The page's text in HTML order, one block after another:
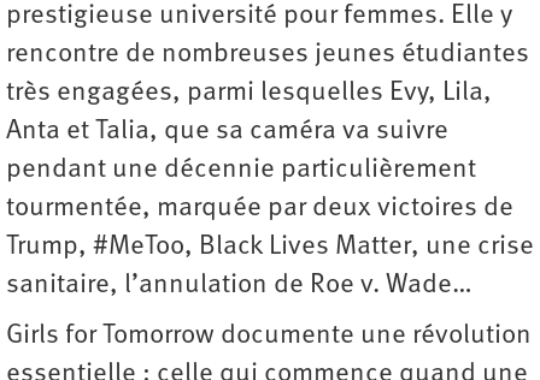
prestigieuse université pour femmes. Elle y
rencontre de nombreuses jeunes étudiantes
très engagées, parmi lesquelles Evy, Lila,
Anta et Talia, que sa caméra va suivre
pendant une décennie particulièrement
tourmentée, marquée par deux victoires de
Trump, #MeToo, Black Lives Matter, une crise
sanitaire, l’annulation de Roe v. Wade…
Girls for Tomorrow documente une révolution